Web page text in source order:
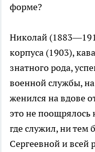
форме?
Николай
корпуса (1903),
знатного рода,
военной службы,
женился на вдове
это не
где служил, ни тем
Сергеевной и всей